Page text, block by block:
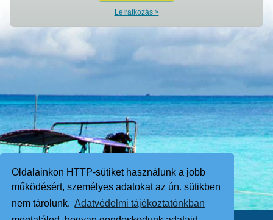
Oldalainkon HTTP-sütiket használunk a jobb
működésért, személyes adatokat az ún. sütikben
nem tárolunk. Adatvédelmi tájékoztatónkban
Leíratkozás >